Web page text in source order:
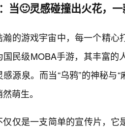
：当🙂灵感碰撞出火花，
瀚的游戏宇宙中，每一个精心
国民级MOBA手游，其丰富
感源泉。而当“乌鸦”的神秘与
萌生。
仅仅是一支简单的宣传片，